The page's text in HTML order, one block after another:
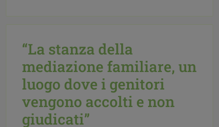
“La stanza della
mediazione familiare, un
luogo dove i genitori
vengono accolti e non
giudicati”